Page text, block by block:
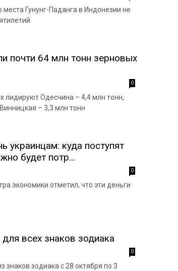
места Гунунг-Паданга в Индонезии не
почти 64 млн тонн зерновых
0
лидируют Одесчина – 4,4 млн тонн,
– 3,3 млн тонн
украинцам: куда поступят
будет потр...
0
экономики отметил, что эти деньги
всех знаков зодиака
0
знаков зодиака с 28 октября по 3